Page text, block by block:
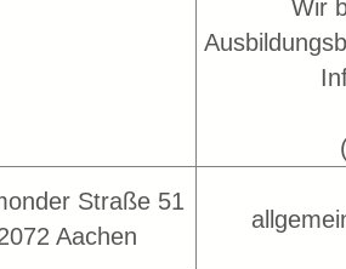
Wir
Straße 51
Aachen